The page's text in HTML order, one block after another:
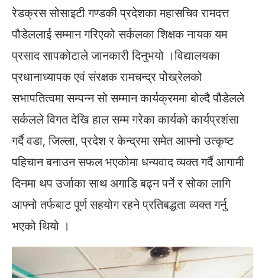
रेडक्रस सोसाइटी गण्डकी प्रदेशका महासचिव रामदत्त
पौडेललाई सम्मान गरिएको सर्कलका शिक्षक नायक यम
प्रसाद सापकोटाले जानकारी दिनुभयो ।विद्यालयका
प्रधानाध्यापक एवं संरक्षक रामचन्द्र पोेख्रेलको
सभापतित्वमा सम्पन्न सो सम्मान कार्यक्रममा बोल्दै पौडेलले
सर्कलले विगत देखि हाल सम्म गरेका कार्यको कार्यप्रशंसा
गर्दै वडा, जिल्ला, प्रदेश र केन्द्रमा समेत आफ्नो उत्कृष्ट
पहिचान बनाउन सफल भएकोमा धन्यवाद व्यक्त गर्दै आगामी
दिनमा थप उर्जाका साथ अगाडि बढ्न पर्ने र सोका लागि
आफ्नो तर्फबाट पूर्ण सहयोग रहने प्रतिबद्धता व्यक्त गर्नु
भएको थियो ।